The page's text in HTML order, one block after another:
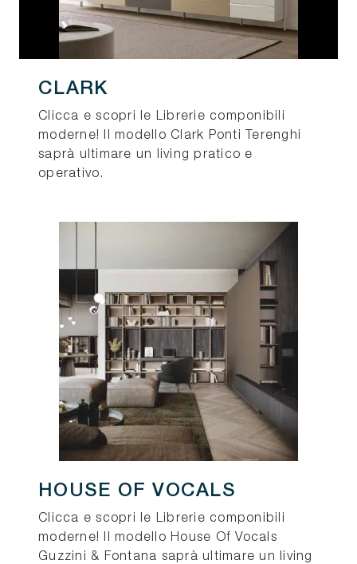
CLARK
Clicca e scopri le Librerie componibili
moderne! Il modello Clark Ponti Terenghi
saprà ultimare un living pratico e
operativo.
HOUSE OF VOCALS
Clicca e scopri le Librerie componibili
moderne! Il modello House Of Vocals
Guzzini & Fontana saprà ultimare un living